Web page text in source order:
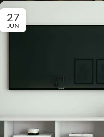
27
JUN